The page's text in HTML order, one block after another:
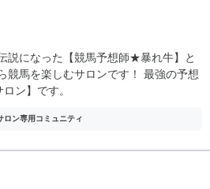
説になった【競馬予想師★暴れ牛】と
競馬を楽しむサロンです！ 最強の予想
ン】です。
ロン専用コミュニティ